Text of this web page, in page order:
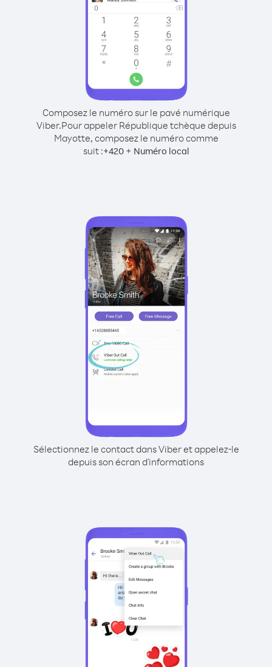
Composez le numéro sur le pavé numérique
Viber.Pour appeler République tchèque depuis
Mayotte, composez le numéro comme
suit :+420+ Numéro local
Sélectionnez le contact dans Viber et appelez-le
depuis son écran d'informations